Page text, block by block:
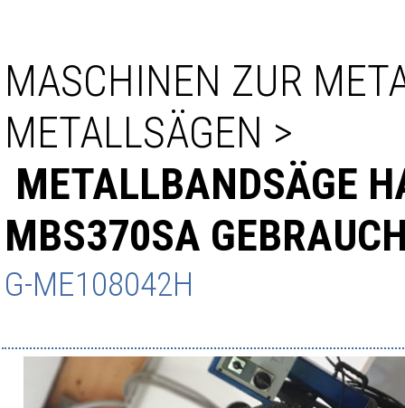
MASCHINEN ZUR
METALLSÄGEN >
METALLBANDSÄGE
MBS370SA
G-ME108042H